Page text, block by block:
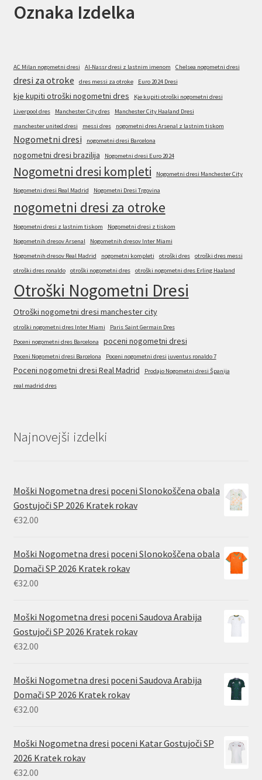
Oznaka Izdelka
AC Milan nogometni dresi Al-Nassr dresi z lastnim imenom Chelsea nogometni dresi
dresi za otroke dres messi za otroke Euro 2024 Dresi
kje kupiti otroški nogometni dres
Kje kupiti otroški nogometni dresi
Liverpool dres
Manchester City dres
Manchester City Haaland Dresi
manchester united dresi
messi dres nogometni dres Arsenal z lastnim tiskom
Nogometni dresi nogometni dresi Barcelona
nogometni dresi brazilija Nogometni dresi Euro 2024
Nogometni dresi kompleti Nogometni dresi Manchester City
Nogometni dresi Real Madrid Nogometni Dresi Trgovina
nogometni dresi za otroke
Nogometni dresi z lastnim tiskom
Nogometni dresi z tiskom
Nogometnih dresov Arsenal
Nogometnih dresov Inter Miami
Nogometnih dresov Real Madrid
nogometni kompleti otroški dres
otroški dres messi
otroški dres ronaldo
otroški nogometni dres otroški nogometni dres Erling Haaland
Otroški Nogometni Dresi
Otroški nogometni dresi manchester city
otroški nogometni dres Inter Miami
Paris Saint Germain Dres
Poceni nogometni dres Barcelona
poceni nogometni dresi
Poceni Nogometni dresi Barcelona Poceni nogometni dresi juventus ronaldo 7
Poceni nogometni dresi Real Madrid
Prodajo Nogometni dresi Španija
real madrid dres
Najnovejši izdelki
Moški Nogometna dresi poceni Slonokoščena obala
Gostujoči SP 2026 Kratek rokav
€32.00
Moški Nogometna dresi poceni Slonokoščena obala
Domači SP 2026 Kratek rokav
€32.00
Moški Nogometna dresi poceni Saudova Arabija
Gostujoči SP 2026 Kratek rokav
€32.00
Moški Nogometna dresi poceni Saudova Arabija
Domači SP 2026 Kratek rokav
€32.00
Moški Nogometna dresi poceni Katar Gostujoči SP
2026 Kratek rokav
€32.00